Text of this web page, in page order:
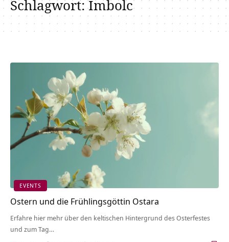
Schlagwort:Imbolc
EVENTS
Ostern und die Frühlingsgöttin Ostara
Erfahre hier mehr über den keltischen Hintergrund des Osterfestes
und zum Tag…